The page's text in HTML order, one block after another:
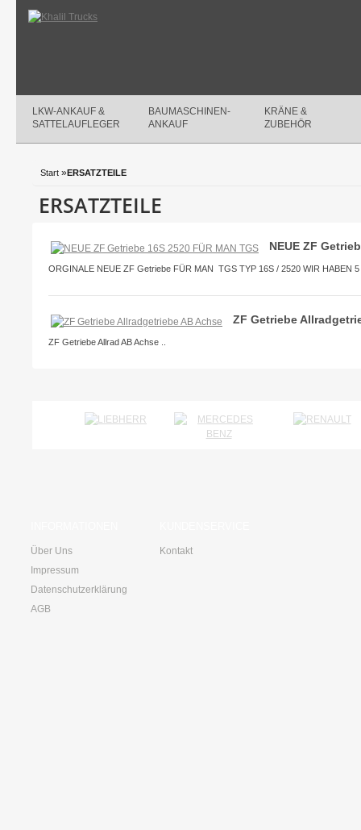
LKW-ANKAUF &
SATTELAUFLEGER
BAUMASCHINEN-
ANKAUF
KRÄNE &
ZUBEHÖR
Start »ERSATZTEILE
ERSATZTEILE
NEUE ZF
ORGINALE NEUE ZF Getriebe FÜR MAN TGS TYP 16S / 2520 WIR HABEN
ZF Getriebe
ZF Getriebe Allrad AB Achse ..
Über Uns
Impressum
Datenschutzerklärung
AGB
Kontakt